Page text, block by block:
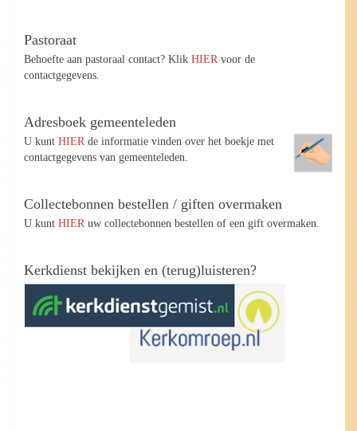
Pastoraat
Behoefte aan pastoraal contact? Klik HIER voor de
contactgegevens.
Adresboek gemeenteleden
U kunt HIER de informatie vinden over het boekje met
contactgegevens van gemeenteleden.
Collectebonnen bestellen / giften overmaken
U kunt HIER uw collectebonnen bestellen of een gift overmaken.
Kerkdienst bekijken en (terug)luisteren?